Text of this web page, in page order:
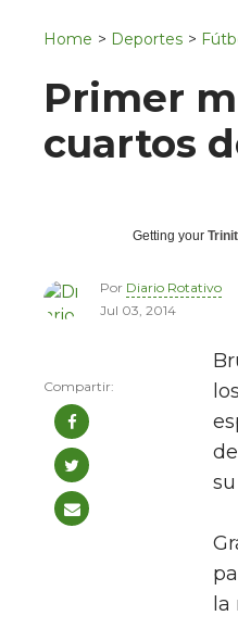
Home > Deportes >
Primer
cuartos
Getting your
Por Diario Rotativo
Jul 03, 2014